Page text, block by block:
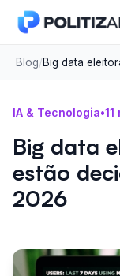
Blog/Big data
IA & Tecnologia•
Big data
estão
2026